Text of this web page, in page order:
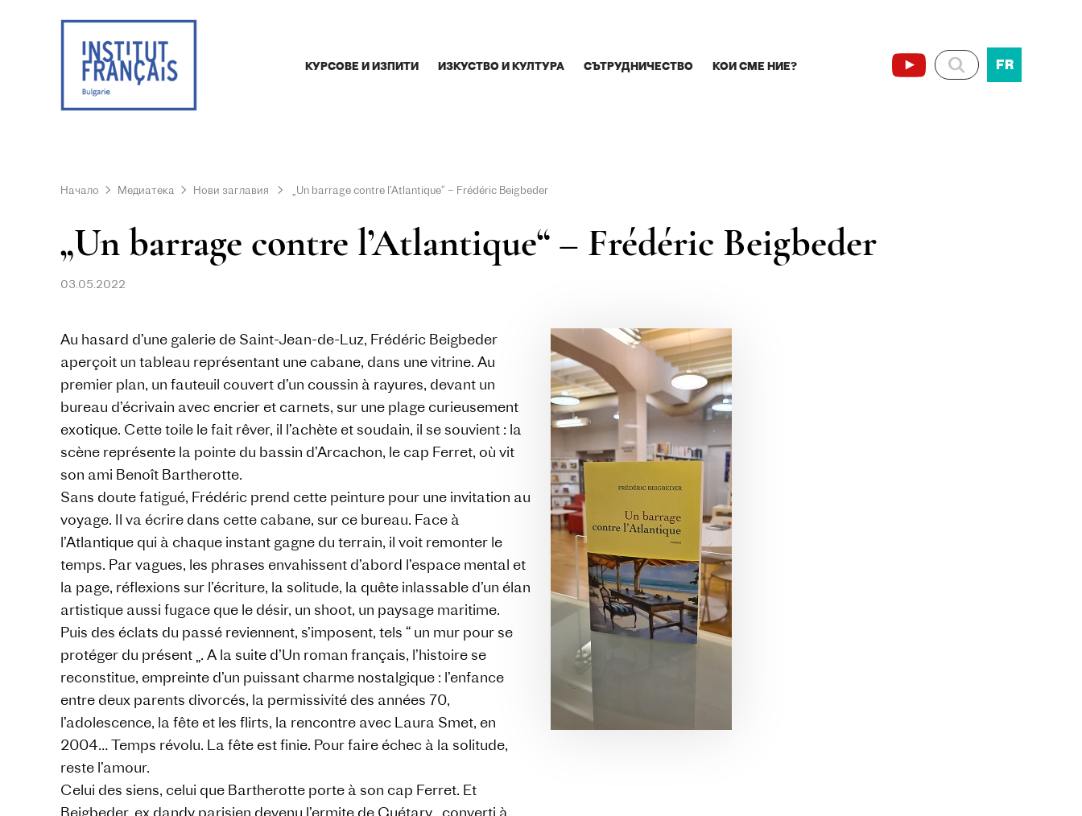
КУРСОВЕ И ИЗПИТИ ИЗКУСТВО И КУЛТУРА СЪТРУДНИЧЕСТВО КОИ СМЕ НИЕ? FR
Начало Медиатека Нови заглавия „Un barrage contre l’Atlantique“ – Frédéric Beigbeder
„Un barrage contre l’Atlantique“ – Frédéric Beigbeder
03.05.2022
Au hasard d’une galerie de Saint-Jean-de-Luz, Frédéric Beigbeder
aperçoit un tableau représentant une cabane, dans une vitrine. Au
premier plan, un fauteuil couvert d’un coussin à rayures, devant un
bureau d’écrivain avec encrier et carnets, sur une plage curieusement
exotique. Cette toile le fait rêver, il l’achète et soudain, il se souvient : la
scène représente la pointe du bassin d’Arcachon, le cap Ferret, où vit
son ami Benoît Bartherotte.
Sans doute fatigué, Frédéric prend cette peinture pour une invitation au
voyage. Il va écrire dans cette cabane, sur ce bureau. Face à
l’Atlantique qui à chaque instant gagne du terrain, il voit remonter le
temps. Par vagues, les phrases envahissent d’abord l’espace mental et
la page, réflexions sur l’écriture, la solitude, la quête inlassable d’un élan
artistique aussi fugace que le désir, un shoot, un paysage maritime.
Puis des éclats du passé reviennent, s’imposent, tels “ un mur pour se
protéger du présent „. A la suite d’Un roman français, l’histoire se
reconstitue, empreinte d’un puissant charme nostalgique : l’enfance
entre deux parents divorcés, la permissivité des années 70,
l’adolescence, la fête et les flirts, la rencontre avec Laura Smet, en
2004… Temps révolu. La fête est finie. Pour faire échec à la solitude,
reste l’amour.
Celui des siens, celui que Bartherotte porte à son cap Ferret. Et
Beigbeder, ex dandy parisien devenu l’ermite de Guétary , converti à